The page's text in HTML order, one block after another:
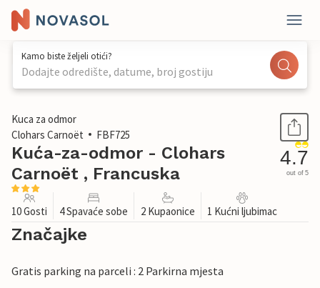
Kamo biste željeli otići?
Dodajte odredište, datume, broj gostiju
1 / 24
Kuca za odmor
Clohars Carnoët
FBF725
Kuća-za-odmor - Clohars
Carnoët , Francuska
4.7
out of 5
10 Gosti 4 Spavaće sobe 2 Kupaonice 1 Kućni ljubimac
Značajke
Gratis parking na parceli : 2 Parkirna mjesta